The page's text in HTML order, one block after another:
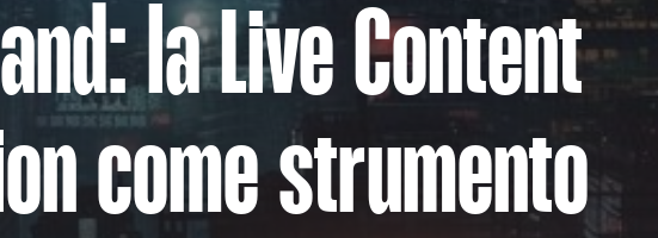
la Live Content
come strumento